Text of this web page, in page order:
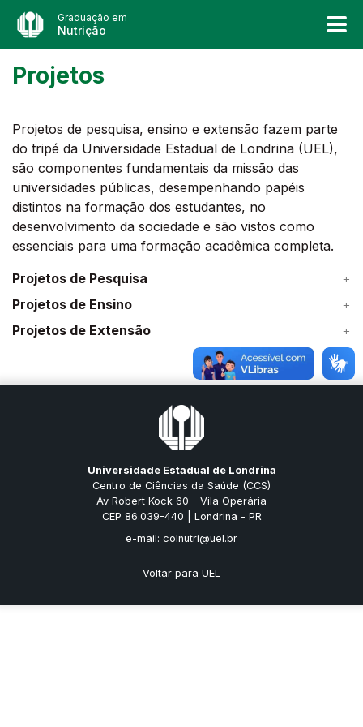
Graduação em
Nutrição
Projetos
Projetos de pesquisa, ensino e extensão fazem parte
do tripé da Universidade Estadual de Londrina (UEL),
são componentes fundamentais da missão das
universidades públicas, desempenhando papéis
distintos na formação dos estudantes, no
desenvolvimento da sociedade e são vistos como
essenciais para uma formação acadêmica completa.
Projetos de Pesquisa
Projetos de Ensino
Projetos de Extensão
Universidade Estadual de Londrina
Centro de Ciências da Saúde (CCS)
Av Robert Kock 60 - Vila Operária
CEP 86.039-440 | Londrina - PR
e-mail: colnutri@uel.br
Voltar para UEL